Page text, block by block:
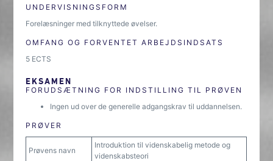
UNDERVISNINGSFORM
Forelæsninger med tilknyttede øvelser.
OMFANG OG FORVENTET ARBEJDSINDSATS
5 ECTS
EKSAMEN
FORUDSÆTNING FOR INDSTILLING TIL PRØVEN
Ingen ud over de generelle adgangskrav til uddannelsen.
PRØVER
Prøvens navn
Introduktion til videnskabelig metode og
videnskabsteori